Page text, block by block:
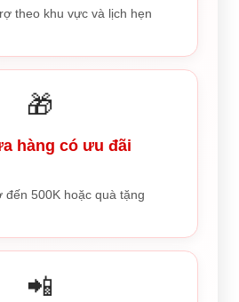
theo khu vực và lịch hẹn
🎁
hàng có ưu đãi
đến 500K hoặc quà tặng
📲